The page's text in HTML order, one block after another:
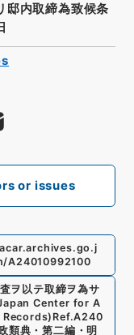
or issues
邸内取締為致候条
A24010992100
ヲ以テ取締ヲ為サ
Center for A
Ref.A240
類典・第二編・明